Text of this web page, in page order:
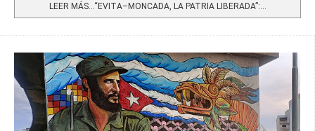
LEER MÁS…“EVITA–MONCADA, LA PATRIA LIBERADA”:...